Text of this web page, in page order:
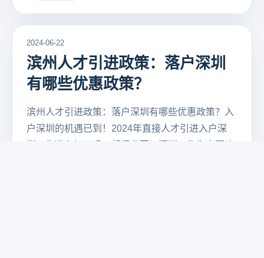
2024-06-22
滨州人才引进政策：落户深圳
有哪些优惠政策？
滨州人才引进政策：落户深圳有哪些优惠政策？入
户深圳的机遇已到！2024年直接人才引进入户深